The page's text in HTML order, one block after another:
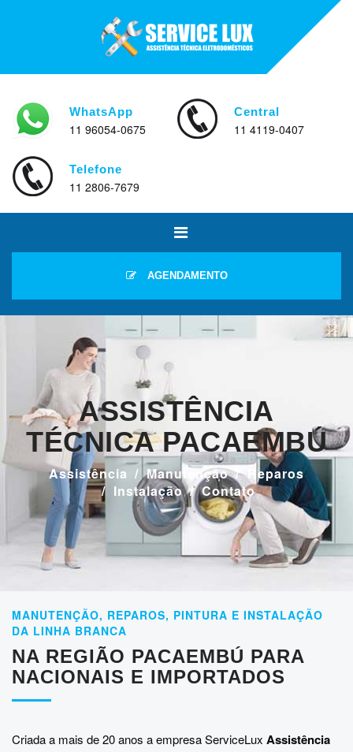
WhatsApp
11 96054-0675
Central
11 4119-0407
Telefone
11 2806-7679
AGENDAMENTO
ASSISTÊNCIA
TÉCNICA PACAEMBÚ
Assistência Manutenção
Reparos
Instalação
Contato
MANUTENÇÃO, REPAROS, PINTURA E INSTALAÇÃO
DA LINHA BRANCA
NA REGIÃO PACAEMBÚ PARA
NACIONAIS E IMPORTADOS
Criada a mais de 20 anos a empresa ServiceLux Assistência